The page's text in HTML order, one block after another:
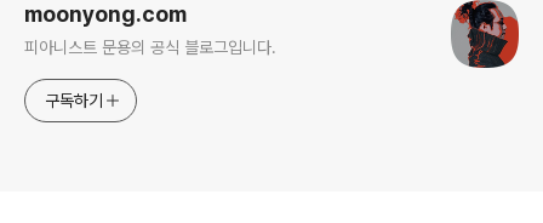
moonyong.com
피아니스트 문용의 공식 블로그입니다.
구독하기